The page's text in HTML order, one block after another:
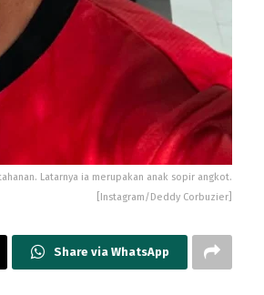
Latarnya ia merupakan anak sopir angkot.
[Instagram/Deddy Corbuzier]
Share via WhatsApp